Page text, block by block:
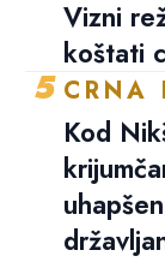
Vizni
koštati
5 CRNA
Kod